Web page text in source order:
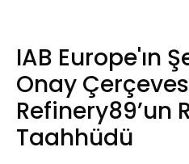
IAB Europe'ın
Onay
Refinery89’un
Taahhüdü